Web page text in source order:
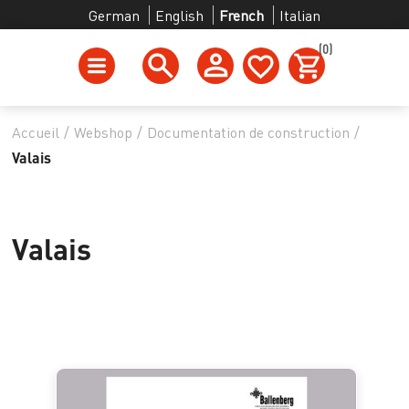
German English French Italian
(0)
Accueil / Webshop / Documentation de construction /
Valais
Valais